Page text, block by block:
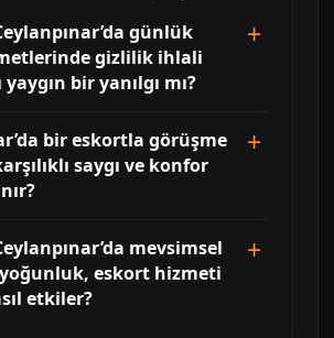
günlük
gizlilik ihlali
bir yanılgı mı?
bir eskortla görüşme
saygı ve konfor
mevsimsel
eskort hizmeti
etkiler?